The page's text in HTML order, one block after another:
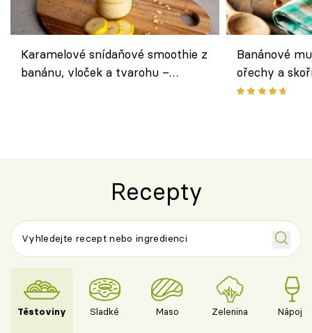
Karamelové snídaňové smoothie z
banánu, vloček a tvarohu –
Banánové
ořechy a
Recepty
Těstoviny Sladké Maso Zelenina Nápoje